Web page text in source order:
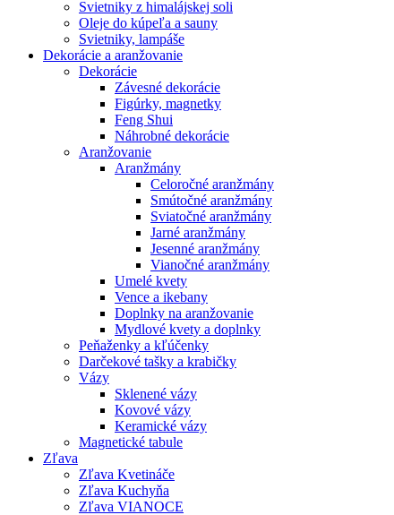
Svietniky z himalájskej soli
Oleje do kúpeľa a sauny
Svietniky, lampáše
Dekorácie a aranžovanie
Dekorácie
Závesné dekorácie
Figúrky, magnetky
Feng Shui
Náhrobné dekorácie
Aranžovanie
Aranžmány
Celoročné aranžmány
Smútočné aranžmány
Sviatočné aranžmány
Jarné aranžmány
Jesenné aranžmány
Vianočné aranžmány
Umelé kvety
Vence a ikebany
Doplnky na aranžovanie
Mydlové kvety a doplnky
Peňaženky a kľúčenky
Darčekové tašky a krabičky
Vázy
Sklenené vázy
Kovové vázy
Keramické vázy
Magnetické tabule
Zľava
Zľava Kvetináče
Zľava Kuchyňa
Zľava VIANOCE